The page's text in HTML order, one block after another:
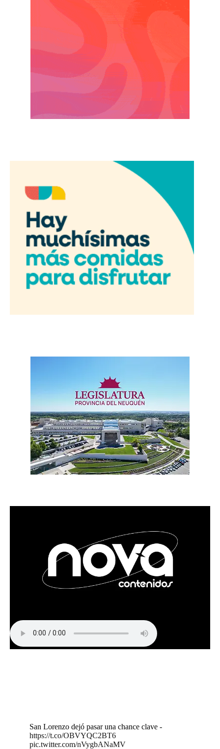
San Lorenzo dejó pasar una chance clave -
https://t.co/OBVYQC2BT6
pic.twitter.com/nVygbANaMV